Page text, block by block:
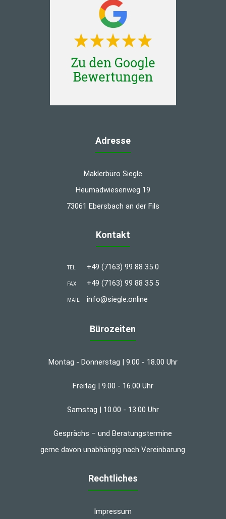
Adresse
Maklerbüro Siegle
Heumadwiesenweg 19
73061 Ebersbach an der Fils
Kontakt
TEL +49 (7163) 99 88 35 0
FAX +49 (7163) 99 88 35 5
MAIL info@siegle.online
Bürozeiten
Montag - Donnerstag | 9.00 - 18.00 Uhr
Freitag | 9.00 - 16.00 Uhr
Samstag | 10.00 - 13.00 Uhr
Gesprächs – und Beratungstermine
gerne davon unabhängig nach Vereinbarung
Rechtliches
Impressum